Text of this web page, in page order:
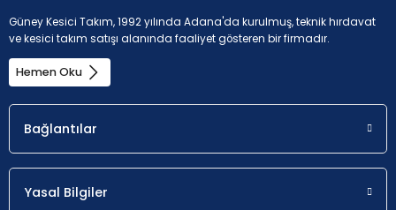
Güney Kesici Takım, 1992 yılında Adana'da kurulmuş, teknik hırdavat
ve kesici takım satışı alanında faaliyet gösteren bir firmadır.
Hemen Oku
Bağlantılar
Yasal Bilgiler